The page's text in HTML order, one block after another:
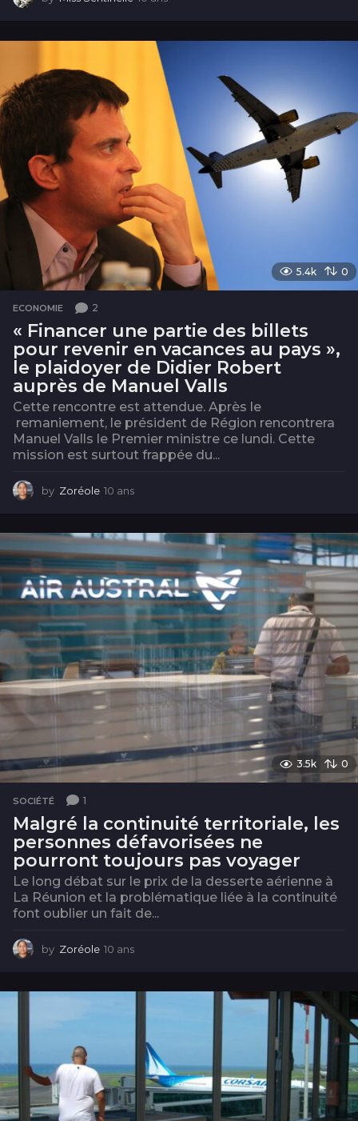
n
5.4k 0
ECONOMIE 2
« Financer une partie des billets
pour revenir en vacances au pays »,
le plaidoyer de Didier Robert
auprès de Manuel Valls
Cette rencontre est attendue. Après le
remaniement, le président de Région rencontrera
Manuel Valls le Premier ministre ce lundi. Cette
mission est surtout frappée du...
by Zoréole 10 ans
n
3.5k 0
SOCIÉTÉ 1
Malgré la continuité territoriale, les
personnes défavorisées ne
pourront toujours pas voyager
Le long débat sur le prix de la desserte aérienne à
La Réunion et la problématique liée à la continuité
font oublier un fait de...
by Zoréole 10 ans
n